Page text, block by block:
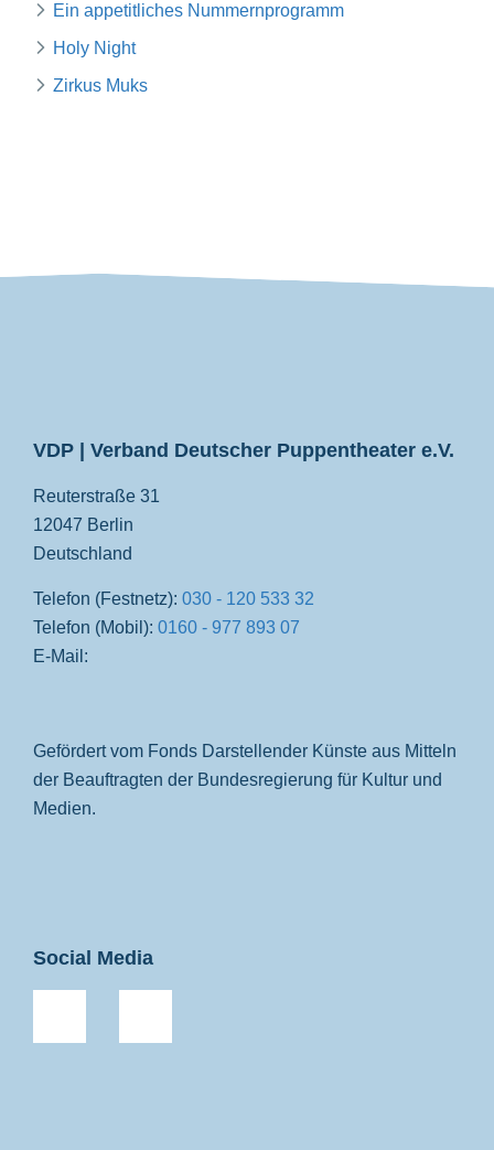
Ein appetitliches Nummernprogramm
Holy Night
Zirkus Muks
VDP | Verband Deutscher Puppentheater e.V.
Reuterstraße 31
12047 Berlin
Deutschland
Telefon (Festnetz): 030 - 120 533 32
Telefon (Mobil): 0160 - 977 893 07
E-Mail:
Gefördert vom Fonds Darstellender Künste aus Mitteln
der Beauftragten der Bundesregierung für Kultur und
Medien.
Social Media